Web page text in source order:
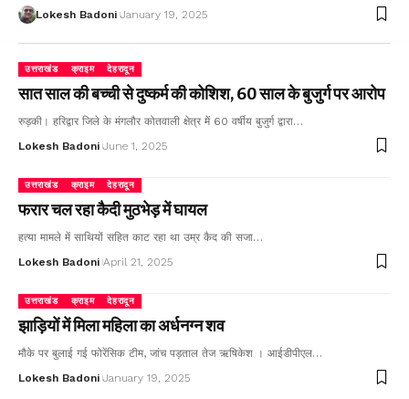
Lokesh Badoni January 19, 2025
उत्तराखंड क्राइम देहरादून
सात साल की बच्ची से दुष्कर्म की कोशिश, 60 साल के बुजुर्ग पर आरोप
रुड़की। हरिद्वार जिले के मंगलौर कोतवाली क्षेत्र में 60 वर्षीय बुजुर्ग द्वारा…
Lokesh Badoni June 1, 2025
उत्तराखंड क्राइम देहरादून
फरार चल रहा कैदी मुठभेड़ में घायल
हत्या मामले में साथियों सहित काट रहा था उम्र कैद की सजा…
Lokesh Badoni April 21, 2025
उत्तराखंड क्राइम देहरादून
झाड़ियों में मिला महिला का अर्धनग्न शव
मौके पर बुलाई गई फोरेंसिक टीम, जांच पड़ताल तेज ऋषिकेश । आईडीपीएल…
Lokesh Badoni January 19, 2025